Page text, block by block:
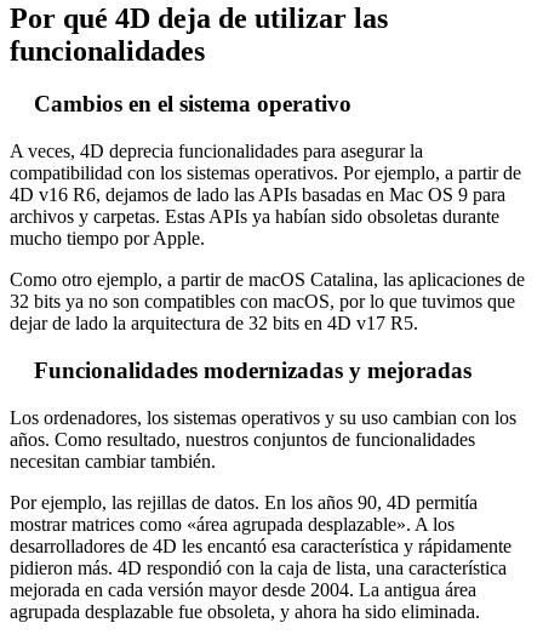
Por qué 4D deja de utilizar las
funcionalidades
Cambios en el sistema operativo
A veces, 4D deprecia funcionalidades para asegurar la
compatibilidad con los sistemas operativos. Por ejemplo, a partir de
4D v16 R6, dejamos de lado las APIs basadas en Mac OS 9 para
archivos y carpetas. Estas APIs ya habían sido obsoletas durante
mucho tiempo por Apple.
Como otro ejemplo, a partir de macOS Catalina, las aplicaciones de
32 bits ya no son compatibles con macOS, por lo que tuvimos que
dejar de lado la arquitectura de 32 bits en 4D v17 R5.
Funcionalidades modernizadas y mejoradas
Los ordenadores, los sistemas operativos y su uso cambian con los
años. Como resultado, nuestros conjuntos de funcionalidades
necesitan cambiar también.
Por ejemplo, las rejillas de datos. En los años 90, 4D permitía
mostrar matrices como «área agrupada desplazable». A los
desarrolladores de 4D les encantó esa característica y rápidamente
pidieron más. 4D respondió con la caja de lista, una característica
mejorada en cada versión mayor desde 2004. La antigua área
agrupada desplazable fue obsoleta, y ahora ha sido eliminada.